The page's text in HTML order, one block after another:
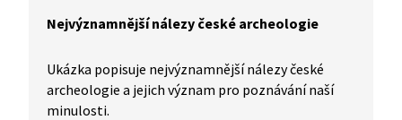
Nejvýznamnější nálezy české archeologie
Ukázka popisuje nejvýznamnější nálezy české
archeologie a jejich význam pro poznávání naší
minulosti.